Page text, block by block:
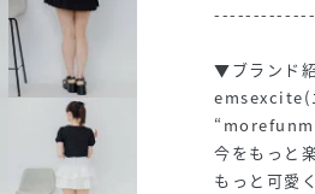
▼ブランド
emsexcite(
今をもっと
もっと可愛